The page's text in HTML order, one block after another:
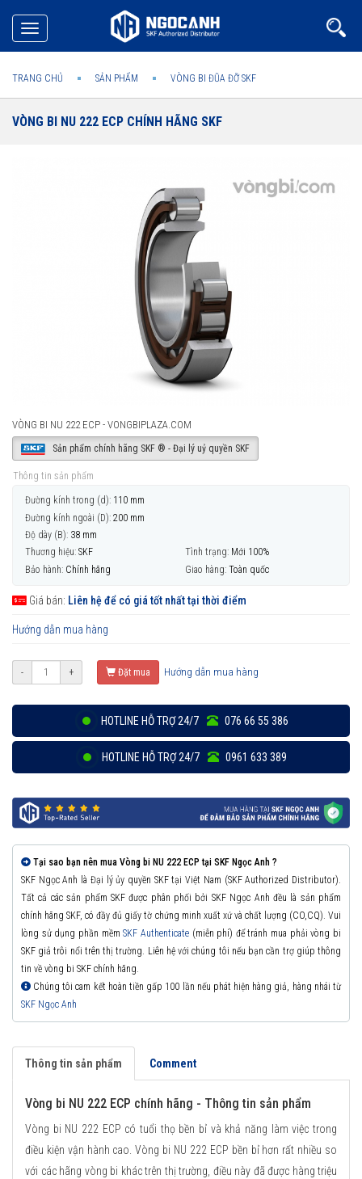
Toggle
navigation
TRANG CHỦ SẢN PHẨM VÒNG BI ĐŨA ĐỠ SKF
VÒNG BI NU 222 ECP CHÍNH HÃNG SKF
VÒNG BI NU 222 ECP - VONGBIPLAZA.COM
Sản phẩm chính hãng SKF ® - Đại lý uỷ quyền SKF
Thông tin sản phẩm
Đường kính trong (d): 110 mm
Đường kính ngoài (D): 200 mm
Độ dày (B): 38 mm
Thương hiệu: SKF Tình trạng: Mới 100%
Bảo hành: Chính hãng Giao hàng: Toàn quốc
Giá bán: Liên hệ để có giá tốt nhất tại thời điểm
Hướng dẫn mua hàng
- + Đặt mua Hướng dẫn mua hàng
HOTLINE HỖ TRỢ 24/7 076 66 55 386
HOTLINE HỖ TRỢ 24/7 0961 633 389
Tại sao bạn nên mua Vòng bi NU 222 ECP tại SKF Ngọc Anh ?
SKF Ngọc Anh là Đại lý ủy quyền SKF tại Việt Nam (SKF Authorized Distributor).
Tất cả các sản phẩm SKF được phân phối bởi SKF Ngọc Anh đều là sản phẩm
chính hãng SKF, có đầy đủ giấy tờ chứng minh xuất xứ và chất lượng (CO,CQ). Vui
lòng sử dụng phần mềmSKF Authenticate(miễn phí) để tránh mua phải vòng bi
SKF giả trôi nổi trên thị trường. Liên hệ với chúng tôi nếu bạn cần trợ giúp thông
tin về vòng bi SKF chính hãng.
Chúng tôi cam kết hoàn tiền gấp 100 lần nếu phát hiện hàng giả, hàng nhái từ
SKF Ngọc Anh
Thông tin sản phẩm Comment
Vòng bi NU 222 ECP chính hãng - Thông tin sản phẩm
Vòng bi NU 222 ECP có tuổi thọ bền bỉ và khả năng làm việc trong
điều kiện vận hành cao. Vòng bi NU 222 ECP bền bỉ hơn rất nhiều so
với các hãng vòng bi khác trên thị trường, điều này đã được hàng triệu